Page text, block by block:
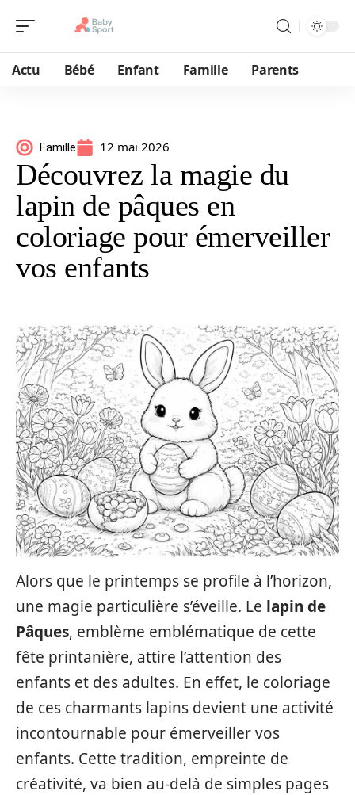
Actu Bébé Enfant Famille Parents
Famille 12 mai 2026
Découvrez la magie du
lapin de pâques en
coloriage pour émerveiller
vos enfants
Alors que le printemps se profile à l’horizon,
une magie particulière s’éveille. Le lapin de
Pâques, emblème emblématique de cette
fête printanière, attire l’attention des
enfants et des adultes. En effet, le coloriage
de ces charmants lapins devient une activité
incontournable pour émerveiller vos
enfants. Cette tradition, empreinte de
créativité, va bien au-delà de simples pages